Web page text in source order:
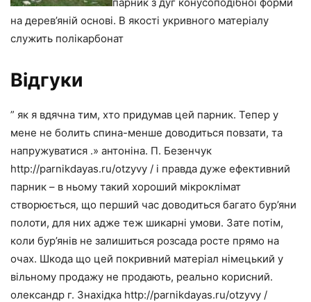
на дерев’яній основі. В якості укривного матеріалу
служить полікарбонат
Відгуки
” як я вдячна тим, хто придумав цей парник. Тепер у
мене не болить спина-менше доводиться повзати, та
напружуватися .» антоніна. П. Безенчук
http://parnikdayas.ru/otzyvy / і правда дуже ефективний
парник – в ньому такий хороший мікроклімат
створюється, що перший час доводиться багато бур’яни
полоти, для них адже теж шикарні умови. Зате потім,
коли бур’янів не залишиться розсада росте прямо на
очах. Шкода що цей покривний матеріал німецький у
вільному продажу не продають, реально корисний.
олександр г. Знахідка http://parnikdayas.ru/otzyvy /